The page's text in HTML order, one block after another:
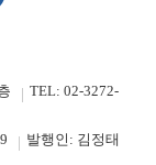
TEL: 02-3272-
발행인: 김정태